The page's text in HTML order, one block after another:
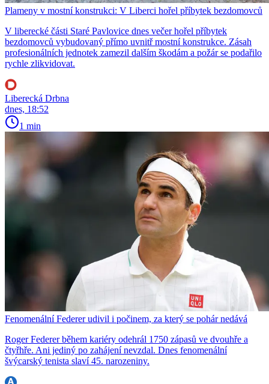
Plameny v mostní konstrukci: V Liberci hořel příbytek bezdomovců
V liberecké části Staré Pavlovice dnes večer hořel příbytek
bezdomovců vybudovaný přímo uvnitř mostní konstrukce. Zásah
profesionálních jednotek zamezil dalším škodám a požár se podařilo
rychle zlikvidovat.
Liberecká Drbna
dnes, 18:52
1 min
Fenomenální Federer udivil i počinem, za který se pohár nedává
Roger Federer během kariéry odehrál 1750 zápasů ve dvouhře a
čtyřhře. Ani jediný po zahájení nevzdal. Dnes fenomenální
švýcarský tenista slaví 45. narozeniny.